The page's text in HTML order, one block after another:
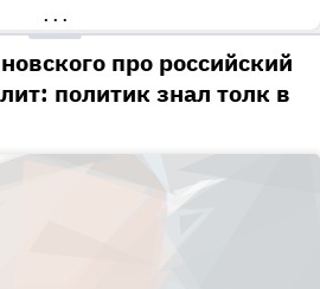
•••
про российский
политик знал толк в